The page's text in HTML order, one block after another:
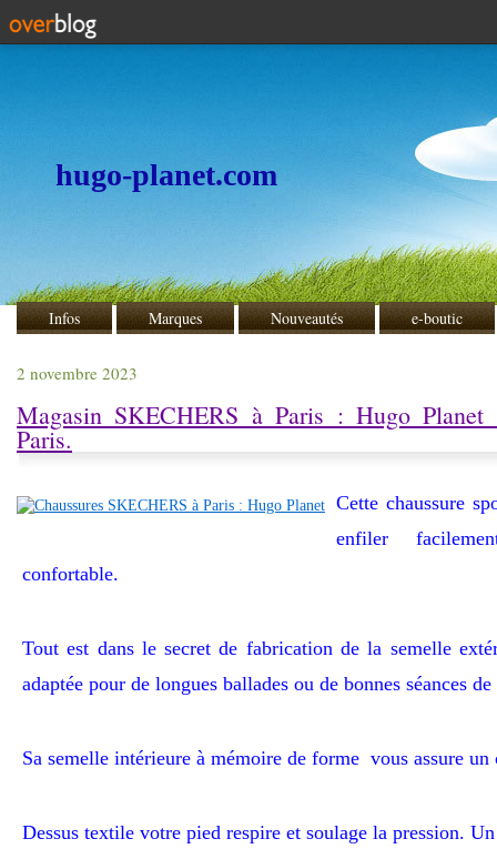
hugo-planet.com
Infos Marques Nouveautés e-boutic
2 novembre 2023
Magasin SKECHERS à Paris : Hugo
Paris.
Cette chaussure
enfiler
confortable.
Tout est dans le secret de fabrication de la semelle
adaptée pour de longues ballades ou de bonnes séances
Sa semelle intérieure à mémoire de forme vous assure
Dessus textile votre pied respire et soulage la pression.